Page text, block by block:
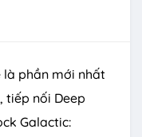
là phần mới nhất
tiếp nối Deep
Galactic: